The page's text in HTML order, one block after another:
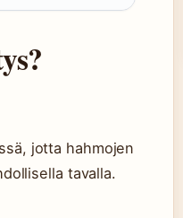
jotta hahmojen
tavalla.